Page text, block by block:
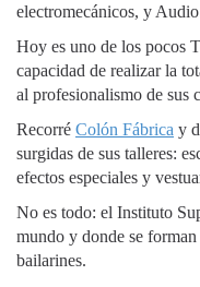
electromecánicos, y
Hoy es uno de los pocos
capacidad de realizar la
al profesionalismo de sus
Recorré Colón Fábrica y
surgidas de sus talleres:
efectos especiales y
No es todo: el Instituto
mundo y donde se
bailarines.